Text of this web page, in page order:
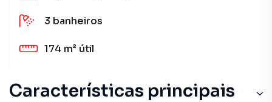
3 banheiros
174 m² útil
Características principais